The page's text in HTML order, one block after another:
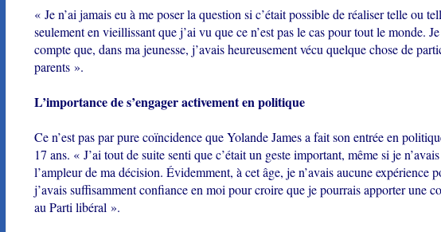
« Je n’ai jamais eu à me poser la question si c’était possible de réaliser telle ou
seulement en vieillissant que j’ai vu que ce n’est pas le cas pour tout le monde.
compte que, dans ma jeunesse, j’avais heureusement vécu quelque chose de
parents ».
L’importance de s’engager activement en politique
Ce n’est pas par pure coïncidence que Yolande James a fait son entrée en
17 ans. « J’ai tout de suite senti que c’était un geste important, même si je
l’ampleur de ma décision. Évidemment, à cet âge, je n’avais aucune expérience
j’avais suffisamment confiance en moi pour croire que je pourrais apporter une
au Parti libéral ».